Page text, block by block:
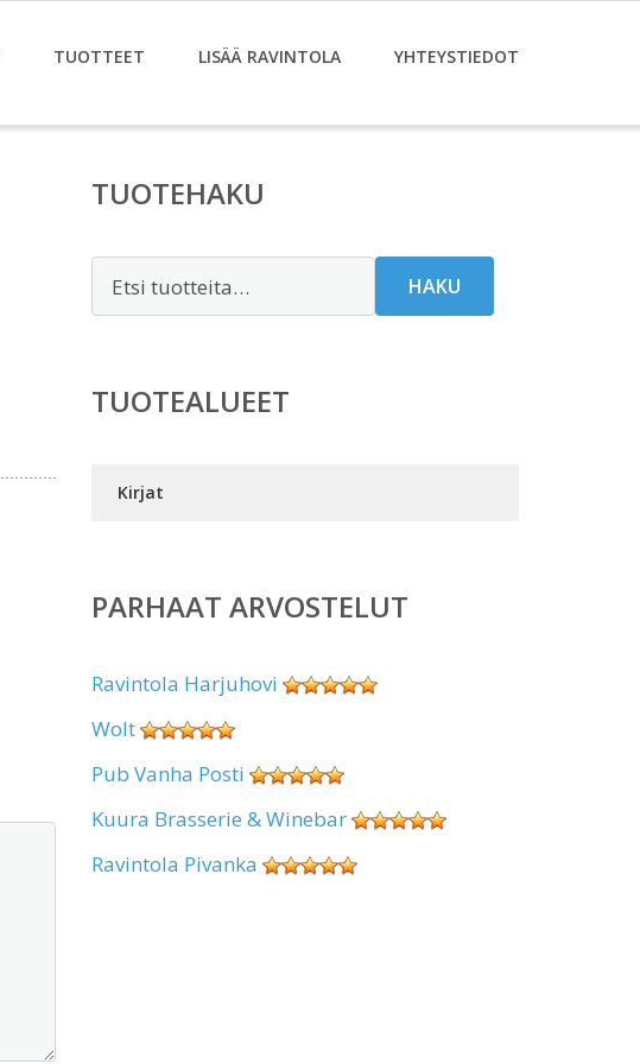
TUOTTEET LISÄÄ RAVINTOLA YHTEYSTIEDOT
TUOTEHAKU
HAKU
TUOTEALUEET
Kirjat
PARHAAT ARVOSTELUT
Ravintola Harjuhovi
Wolt
Pub Vanha Posti
Kuura Brasserie & Winebar
Ravintola Pivanka